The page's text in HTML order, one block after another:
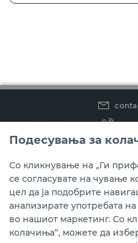
(02)
Преземете ја
Подесувања за
Со кликнување на „Ги
се согласувате на чување
цел да ја подобрите
анализирате употребата
во нашиот маркетинг. Со
колачиња“, можете да